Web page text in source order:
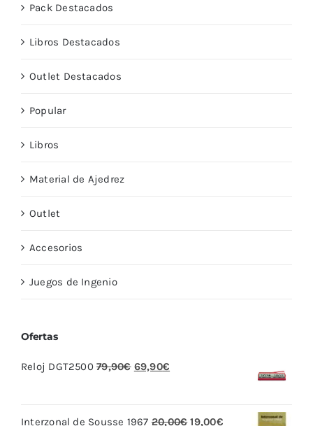
Pack Destacados
Libros Destacados
Outlet Destacados
Popular
Libros
Material de Ajedrez
Outlet
Accesorios
Juegos de Ingenio
Ofertas
Reloj DGT2500 79,90€ El
69,90€
Interzonal de Sousse 1967 20,00€ El
19,00€El